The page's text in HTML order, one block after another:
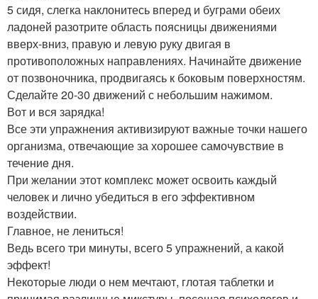
5 сидя, слегка наклонитесь вперед и буграми обеих
ладоней разотрите область поясницы движениями
вверх-вниз, правую и левую руку двигая в
противоположных направлениях. Начинайте движение
от позвоночника, продвигаясь к боковым поверхностям.
Сделайте 20-30 движений с небольшим нажимом.
Вот и вся зарядка!
Все эти упражнения активизируют важные точки нашего
организма, отвечающие за хорошее самочувствие в
течениe дня.
При желании этот комплекс может освоить каждый
человек и лично убедиться в его эффективном
воздействии.
Главное, не лениться!
Ведь всего три минуты, всего 5 упражнений, а какой
эффект!
Некоторые люди о нем мечтают, глотая таблетки и